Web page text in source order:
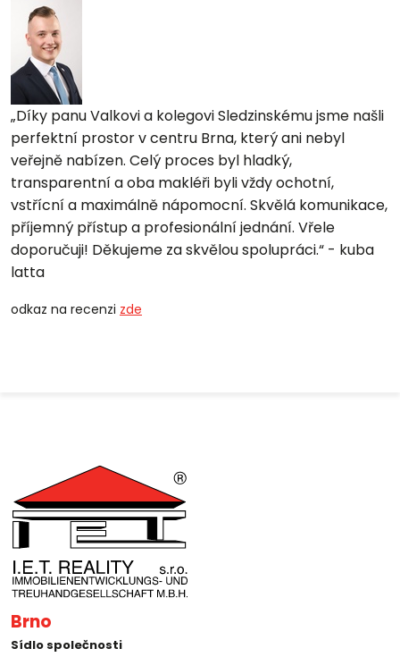
Díky panu Valkovi a kolegovi Sledzinskému jsme našli
perfektní prostor v centru Brna, který ani nebyl
veřejně nabízen. Celý proces byl hladký,
transparentní a oba makléři byli vždy ochotní,
vstřícní a maximálně nápomocní. Skvělá komunikace,
příjemný přístup a profesionální jednání. Vřele
doporučuji! Děkujeme za skvělou spolupráci. - kuba
latta
odkaz na recenzi zde
Brno
Sídlo společnosti